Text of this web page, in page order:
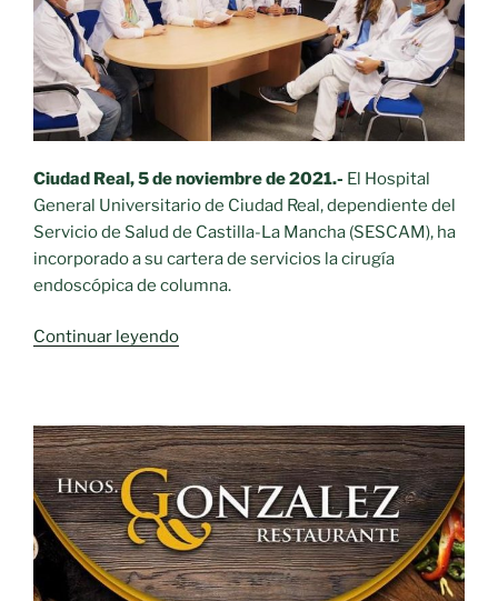
Ciudad Real, 5 de noviembre de 2021.- El Hospital
General Universitario de Ciudad Real, dependiente del
Servicio de Salud de Castilla-La Mancha (SESCAM), ha
incorporado a su cartera de servicios la cirugía
endoscópica de columna.
Continuar leyendo«El
de
Ciudad
Real
incorpora
a
su